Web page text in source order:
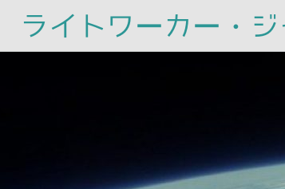
ライトワーカー・ジ